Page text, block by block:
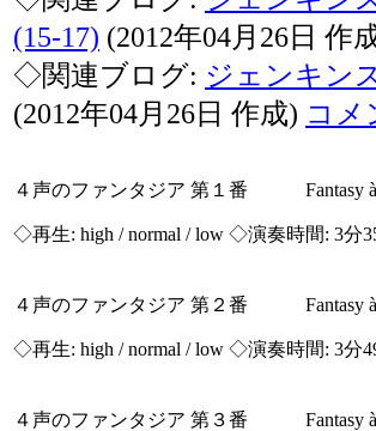
(15-17) (2012年04月26日 作
◇関連ブログ: ジェンキン
(2012年04月26日 作成) コメ
４声のファンタジア 第１番 Fantasy
◇再生: high / normal / low ◇演奏時間: 3分
４声のファンタジア 第２番 Fantasy
◇再生: high / normal / low ◇演奏時間: 3分
４声のファンタジア 第３番 Fantasy